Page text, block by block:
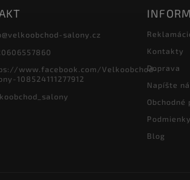
@velkoobchod-salony.cz
www.facebook.com/Velkoobchod-
108524111277912
Kontakty
Doprava
Napíšte
Obchodné
Blog